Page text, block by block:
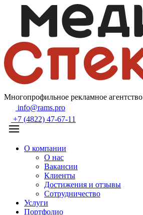
Многопрофильное рекламное агентство
info@rams.pro
+7 (4822) 47-67-11
О компании
О нас
Вакансии
Клиенты
Достижения и отзывы
Сотрудничество
Услуги
Портфолио